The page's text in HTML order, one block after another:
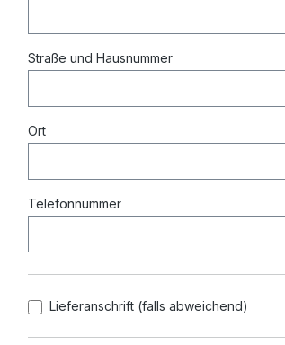
Straße und Hausnummer
Ort
Telefonnummer
Lieferanschrift (falls abweichend)